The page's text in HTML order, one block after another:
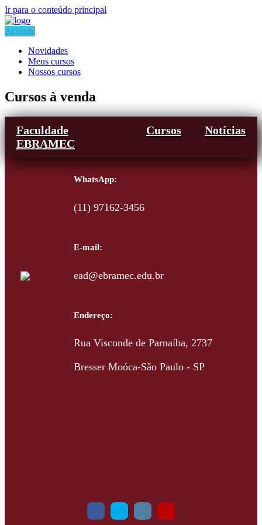
Ir para o conteúdo principal
Acessar
Novidades
Meus cursos
Nossos cursos
Cursos à venda
Faculdade
EBRAMEC
Cursos Notícias
WhatsApp:
(11) 97162-3456
E-mail:
ead@ebramec.edu.br
Endereço:
Rua Visconde de Parnaíba, 2737
Bresser Moóca-São Paulo - SP